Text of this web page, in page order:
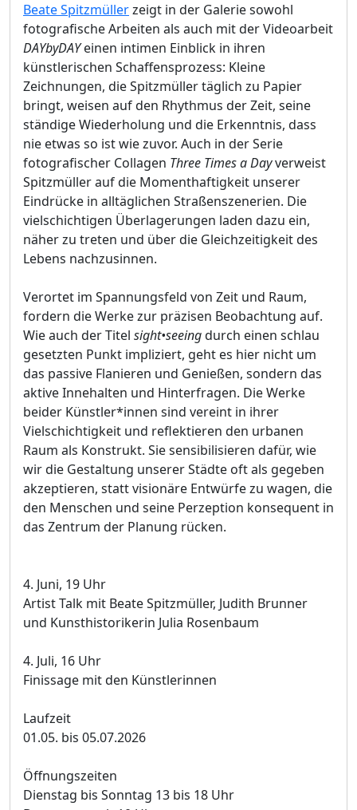
Beate Spitzmüllerzeigt in der Galerie sowohl
fotografische Arbeiten als auch mit der Videoarbeit
DAYbyDAYeinen intimen Einblick in ihren
künstlerischen Schaffensprozess: Kleine
Zeichnungen, die Spitzmüller täglich zu Papier
bringt, weisen auf den Rhythmus der Zeit, seine
ständige Wiederholung und die Erkenntnis, dass
nie etwas so ist wie zuvor. Auch in der Serie
fotografischer Collagen Three Times a Dayverweist
Spitzmüller auf die Momenthaftigkeit unserer
Eindrücke in alltäglichen Straßenszenerien. Die
vielschichtigen Überlagerungen laden dazu ein,
näher zu treten und über die Gleichzeitigkeit des
Lebens nachzusinnen.
Verortet im Spannungsfeld von Zeit und Raum,
fordern die Werke zur präzisen Beobachtung auf.
Wie auch der Titel sight•seeingdurch einen schlau
gesetzten Punkt impliziert, geht es hier nicht um
das passive Flanieren und Genießen, sondern das
aktive Innehalten und Hinterfragen. Die Werke
beider Künstler*innen sind vereint in ihrer
Vielschichtigkeit und reflektieren den urbanen
Raum als Konstrukt. Sie sensibilisieren dafür, wie
wir die Gestaltung unserer Städte oft als gegeben
akzeptieren, statt visionäre Entwürfe zu wagen, die
den Menschen und seine Perzeption konsequent in
das Zentrum der Planung rücken.
4. Juni, 19 Uhr
Artist Talk mit Beate Spitzmüller, Judith Brunner
und Kunsthistorikerin Julia Rosenbaum
4. Juli, 16 Uhr
Finissage mit den Künstlerinnen
Laufzeit
01.05. bis 05.07.2026
Öffnungszeiten
Dienstag bis Sonntag 13 bis 18 Uhr